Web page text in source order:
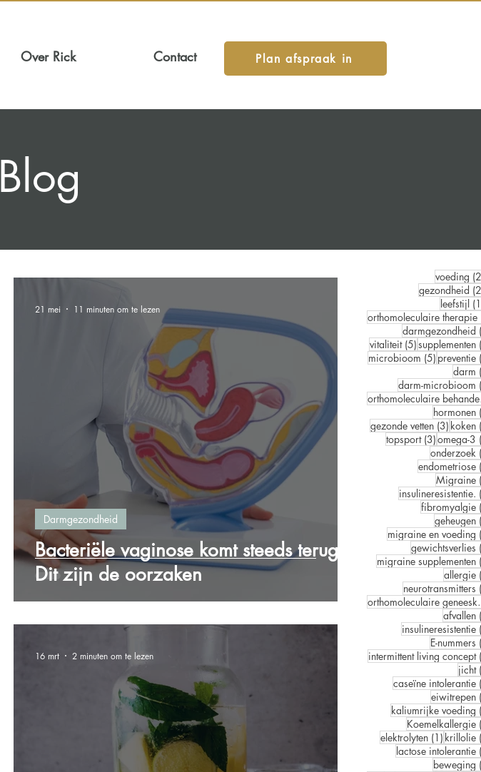
Over Rick Contact Plan afspraak in
Blog
Bacteriële vaginose komt steeds terug?
Dit zijn de oorzaken
Darmgezondheid
21 mei 11 minuten om te lezen
16 mrt 2 minuten om te lezen
voeding
gezondheid
leefstijl
orthomoleculaire therapie
darmgezondheid
vitaliteit (5)5 posts
supplementen
microbioom (5) 5 posts
preventie
darm
darm-microbioom
hormonen
gezonde vetten (3) 3 posts
koken
topsport (3)3 posts
omega-3
onderzoek
endometriose
Migraine
insulineresistentie.
fibromyalgie
geheugen
migraine en voeding
gewichtsverlies
migraine supplementen
allergie
neurotransmitters
afvallen
insulineresistentie
E-nummers
intermittent living concept
jicht
caseïne intolerantie
eiwitrepen
kaliumrijke voeding
Koemelkallergie
elektrolyten (1) 1 post
krillolie
lactose intolerantie
beweging